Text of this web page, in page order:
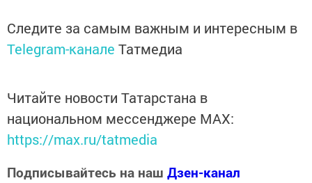
Следите за самым важным и интересным в
Telegram-канале Татмедиа
Читайте новости Татарстана в
национальном мессенджере MАХ:
https://max.ru/tatmedia
Подписывайтесь на наш Дзен-канал